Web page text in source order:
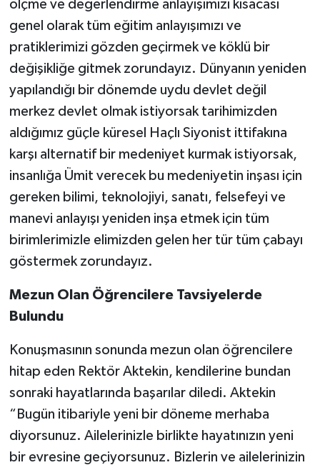
ölçme ve değerlendirme anlayışımızı kısacası
genel olarak tüm eğitim anlayışımızı ve
pratiklerimizi gözden geçirmek ve köklü bir
değişikliğe gitmek zorundayız. Dünyanın yeniden
yapılandığı bir dönemde uydu devlet değil
merkez devlet olmak istiyorsak tarihimizden
aldığımız güçle küresel Haçlı Siyonist ittifakına
karşı alternatif bir medeniyet kurmak istiyorsak,
insanlığa Ümit verecek bu medeniyetin inşası için
gereken bilimi, teknolojiyi, sanatı, felsefeyi ve
manevi anlayışı yeniden inşa etmek için tüm
birimlerimizle elimizden gelen her tür tüm çabayı
göstermek zorundayız.
Mezun Olan Öğrencilere Tavsiyelerde
Bulundu
Konuşmasının sonunda mezun olan öğrencilere
hitap eden Rektör Aktekin, kendilerine bundan
sonraki hayatlarında başarılar diledi. Aktekin
“Bugün itibariyle yeni bir döneme merhaba
diyorsunuz. Ailelerinizle birlikte hayatınızın yeni
bir evresine geçiyorsunuz. Bizlerin ve ailelerinizin